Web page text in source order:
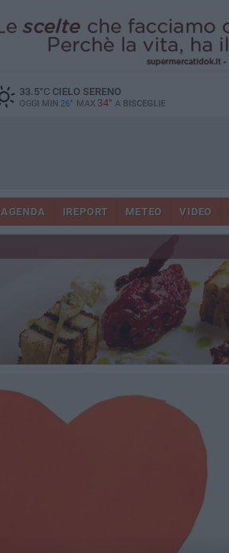
33.5°CCIELO SERENO
OGGI MIN 26° MAX 34° A BISCEGLIE
AGENDA IREPORT METEO VIDEO